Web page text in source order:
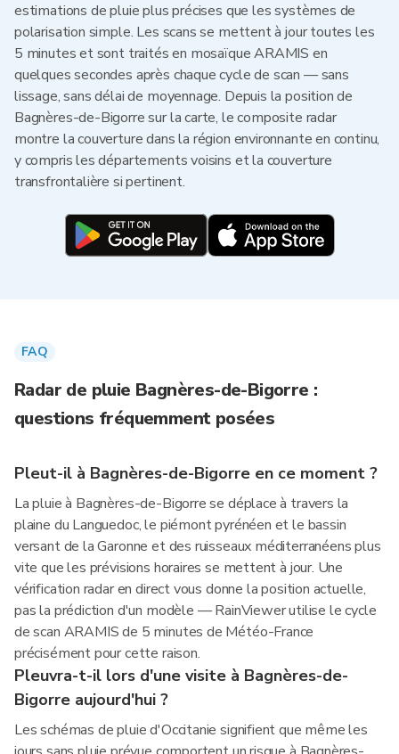
estimations de pluie plus précises que les systèmes de
polarisation simple. Les scans se mettent à jour toutes les
5 minutes et sont traités en mosaïque ARAMIS en
quelques secondes après chaque cycle de scan — sans
lissage, sans délai de moyennage. Depuis la position de
Bagnères-de-Bigorre sur la carte, le composite radar
montre la couverture dans la région environnante en continu,
y compris les départements voisins et la couverture
transfrontalière si pertinent.
FAQ
Radar de pluie Bagnères-de-Bigorre :
questions fréquemment posées
Pleut-il à Bagnères-de-Bigorre en ce moment ?
La pluie à Bagnères-de-Bigorre se déplace à travers la
plaine du Languedoc, le piémont pyrénéen et le bassin
versant de la Garonne et des ruisseaux méditerranéens plus
vite que les prévisions horaires se mettent à jour. Une
vérification radar en direct vous donne la position actuelle,
pas la prédiction d'un modèle — RainViewer utilise le cycle
de scan ARAMIS de 5 minutes de Météo-France
précisément pour cette raison.
Pleuvra-t-il lors d'une visite à Bagnères-de-
Bigorre aujourd'hui ?
Les schémas de pluie d'Occitanie signifient que même les